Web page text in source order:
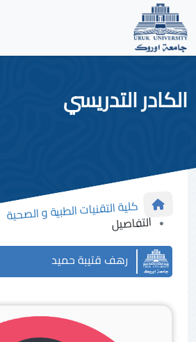
الكادر التدريسي
كلية التقنيات الطبية و الصحية
التفاصيل
رهف قتيبة حميد